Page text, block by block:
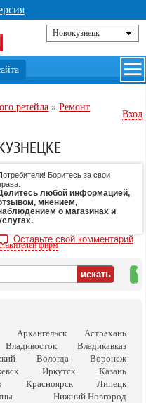
ретейла »Ремонт
Вход
Боритесь за свои
любой информацией,
мнением,
о магазинах и
Оставьте свой комментарий
фирм
на
Архангельск
Астрахань
Владивосток
Владикавказ
Вологда
Воронеж
Иркутск
Казань
Красноярск
Липецк
Нижний Новгород